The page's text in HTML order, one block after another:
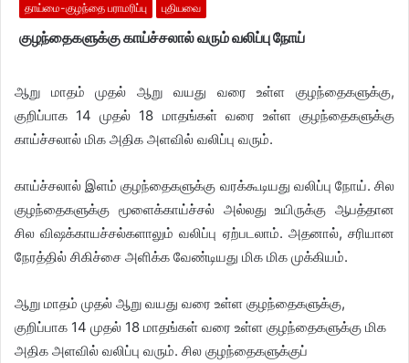
தாய்மை-குழந்தை பராமரிப்பு புதியவை
குழந்தைகளுக்கு காய்ச்சலால் வரும் வலிப்பு நோய்
ஆறு மாதம் முதல் ஆறு வயது வரை உள்ள குழந்தைகளுக்கு,
குறிப்பாக 14 முதல் 18 மாதங்கள் வரை உள்ள குழந்தைகளுக்கு
காய்ச்சலால் மிக அதிக அளவில் வலிப்பு வரும்.
காய்ச்சலால் இளம் குழந்தைகளுக்கு வரக்கூடியது வலிப்பு நோய். சில
குழந்தைகளுக்கு மூளைக்காய்ச்சல் அல்லது உயிருக்கு ஆபத்தான
சில விஷக்காயச்சல்களாலும் வலிப்பு ஏற்படலாம். அதனால், சரியான
நேரத்தில் சிகிச்சை அளிக்க வேண்டியது மிக மிக முக்கியம்.
ஆறு மாதம் முதல் ஆறு வயது வரை உள்ள குழந்தைகளுக்கு,
குறிப்பாக 14 முதல் 18 மாதங்கள் வரை உள்ள குழந்தைகளுக்கு மிக
அதிக அளவில் வலிப்பு வரும். சில குழந்தைகளுக்குப்